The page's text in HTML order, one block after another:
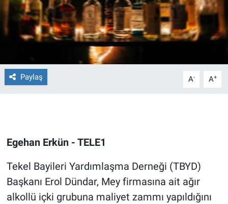
Paylaş A- A+
Egehan Erkün - TELE1
Tekel Bayileri Yardımlaşma Derneği (TBYD)
Başkanı Erol Dündar, Mey firmasına ait ağır
alkollü içki grubuna maliyet zammı yapıldığını
Gün Başlıyor
Gün Bitiyor
Gün Ortası
Haber
İlan
Kimdir